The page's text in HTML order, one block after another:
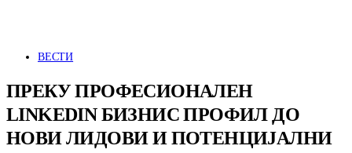
ВЕСТИ
ПРЕКУ ПРОФЕСИОНАЛЕН
LINKEDIN БИЗНИС ПРОФИЛ ДО
НОВИ ЛИДОВИ И ПОТЕНЦИЈАЛНИ